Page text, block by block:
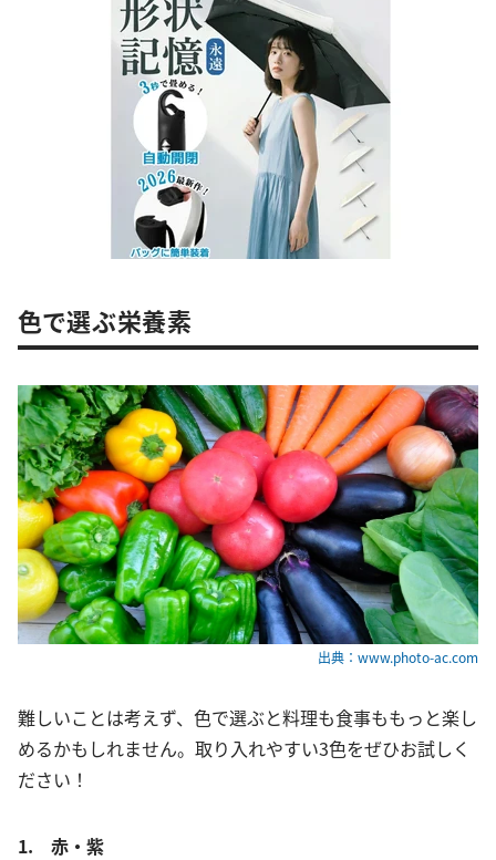
色で選ぶ栄養素
出典：www.photo-ac.com
難しいことは考えず、色で選ぶと料理も食事ももっと楽し
めるかもしれません。取り入れやすい3色をぜひお試しく
ださい！
1. 赤・紫